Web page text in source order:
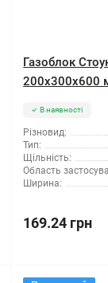
Газоблок
200x300x600
В наявності
Різновид:
Тип:
Щільність:
Область
Ширина:
169.24 грн